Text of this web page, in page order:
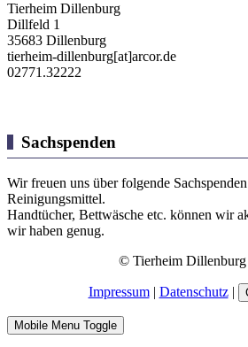
Tierheim Dillenburg
Dillfeld 1
35683 Dillenburg
tierheim-dillenburg[at]arcor.de
02771.32222
Sachspenden
Wir freuen uns über folgende
Reinigungsmittel.
Handtücher, Bettwäsche etc. können wir
wir haben genug.
© Tierheim Dillenburg
Impressum| Datenschutz|
Mobile Menu Toggle